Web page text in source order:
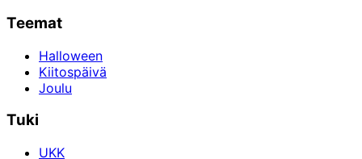
Teemat
Halloween
Kiitospäivä
Joulu
Tuki
UKK